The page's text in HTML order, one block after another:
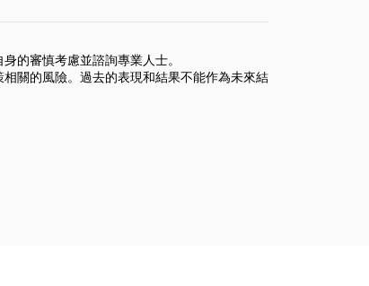
的審慎考慮並諮詢專業人士。
關的風險。過去的表現和結果不能作為未來結